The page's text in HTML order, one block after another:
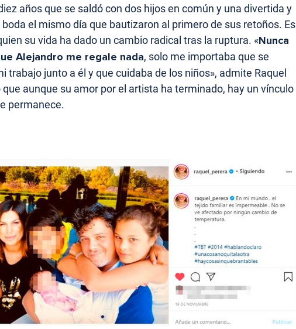
años que se saldó con dos hijos en común y una divertida y
el mismo día que bautizaron al primero de sus retoños. Es
su vida ha dado un cambio radical tras la ruptura. «Nunca
Alejandro me regale nada, solo me importaba que se
trabajo junto a él y que cuidaba de los niños», admite Raquel
aunque su amor por el artista ha terminado, hay un vínculo
permanece.